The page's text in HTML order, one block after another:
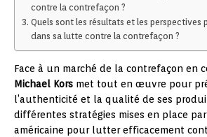
contre la contrefaçon ?
Quels sont les résultats et les perspectives
dans sa lutte contre la contrefaçon ?
Face à un marché de la contrefaçon en
Michael Kors met tout en œuvre pour
l’authenticité et la qualité de ses
différentes stratégies mises en place
américaine pour lutter efficacement